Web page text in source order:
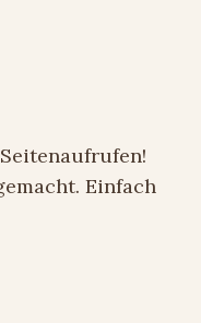
Einfach